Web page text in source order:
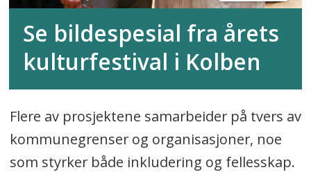
Se bildespesial fra årets
kulturfestival i Kolben
Flere av prosjektene samarbeider på tvers av
kommunegrenser og organisasjoner, noe
som styrker både inkludering og fellesskap.